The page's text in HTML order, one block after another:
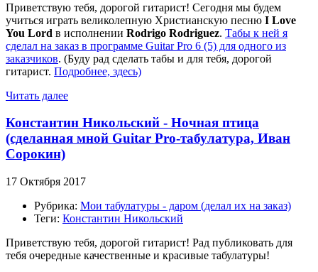
Приветствую тебя, дорогой гитарист! Сегодня мы будем
учиться играть великолепную Христианскую песню I Love
You Lord в исполнении Rodrigo Rodriguez. Табы к ней я
сделал на заказ в программе Guitar Pro 6 (5) для одного из
заказчиков. (Буду рад сделать табы и для тебя, дорогой
гитарист. Подробнее, здесь)
Читать далее
Константин Никольский - Ночная птица
(сделанная мной Guitar Pro-табулатура, Иван
Сорокин)
17 Октября 2017
Рубрика: Мои табулатуры - даром (делал их на заказ)
Теги: Константин Никольский
Приветствую тебя, дорогой гитарист! Рад публиковать для
тебя очередные качественные и красивые табулатуры!